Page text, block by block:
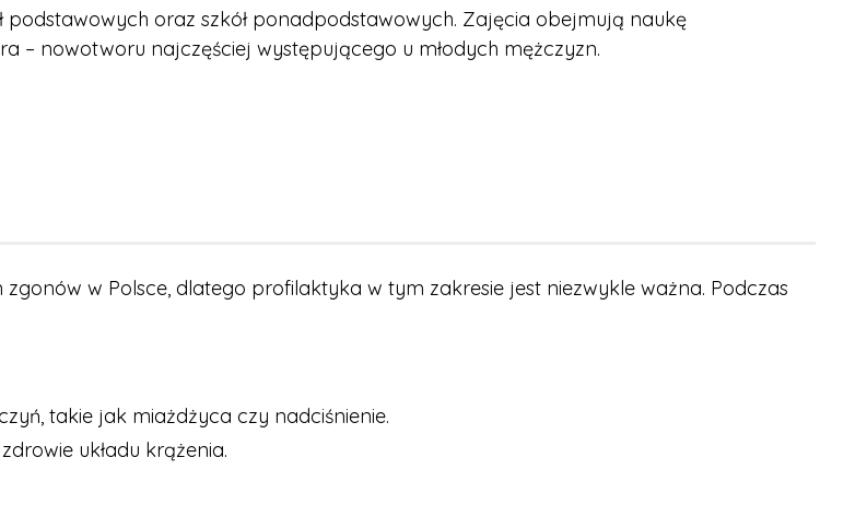
podstawowych oraz szkół ponadpodstawowych. Zajęcia obejmują naukę
– nowotworu najczęściej występującego u młodych mężczyzn.
w Polsce, dlatego profilaktyka w tym zakresie jest niezwykle ważna. Podczas
takie jak miażdżyca czy nadciśnienie.
układu krążenia.